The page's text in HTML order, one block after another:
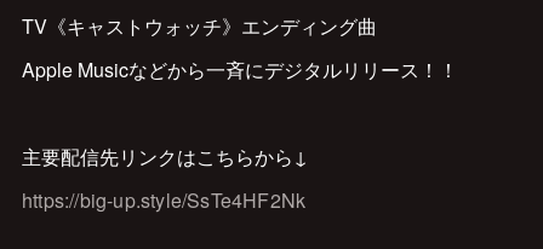
TV《キャストウォッチ》エンディング曲
Apple Musicなどから一斉にデジタルリリース！！
主要配信先リンクはこちらから↓
https://big-up.style/SsTe4HF2Nk